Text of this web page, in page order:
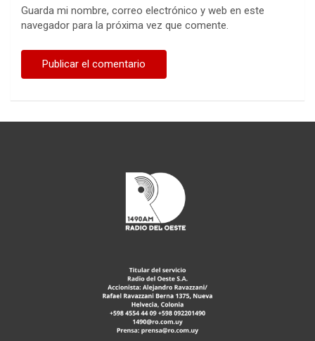
Guarda mi nombre, correo electrónico y web en este
navegador para la próxima vez que comente.